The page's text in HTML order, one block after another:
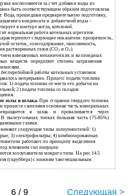
восполняются за счет добавки воды из
быть соответствующим образом подготовлена
Вода, прошедшая предварительную подготовку,
конденсата и добавочной воды –
в контуре котла,котловой.
нормальная работа котельных агрегатов.
следующие показатели: прозрачность,
остаток, солесодержание, окисляемость,
растворенных газов (СО2 и О2).
взвешенных механических и коллоидных
веществ определяет степень загрязнения
работы котельных установок
непрерывно. Процесс подачи топлива
1) подача топлива от места его добычи на
2) подача топлива со складов
золы и шлака.При сгорании твердого топлива
процессе сжигания основная часть минеральных
в шлак и проваливается через
пылеугольных топках большая часть(75-85%)
газами.
следующие типы золоуловителей: 1)
3) электрофильтры; 4) комбинированные.
работают по принципу выделения
влиянием сил инерции.
золоулавители мокрого типа. На рис.14.5
(скруббера) с нижним тангенциальным
6 / 9 Следующая >